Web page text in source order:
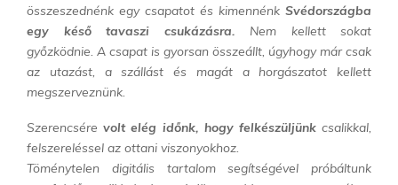
összeszednénk egy csapatot és kimennénk Svédországba
egy késő tavaszi csukázásra. Nem kellett sokat
győzködnie. A csapat is gyorsan összeállt, úgyhogy már csak
az utazást, a szállást és magát a horgászatot kellett
megszerveznünk.
Szerencsérevolt elég időnk, hogy felkészüljünkcsalikkal,
felszereléssel az ottani viszonyokhoz.
Töménytelen digitális tartalom segítségével próbáltunk